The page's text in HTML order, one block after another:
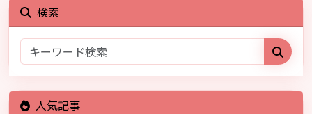
検索
人気記事